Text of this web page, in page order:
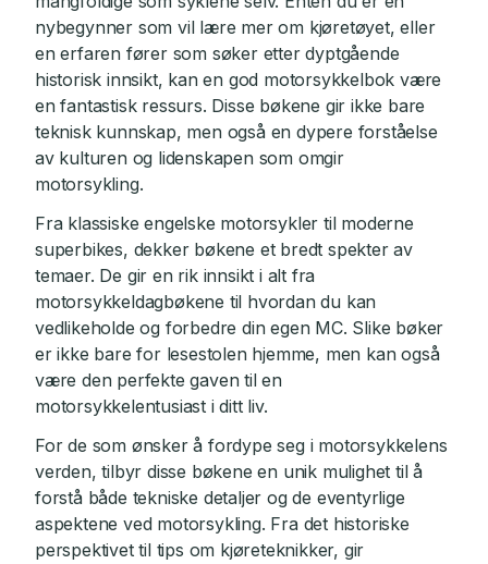
nybegynner som vil lære mer om kjøretøyet, eller
en erfaren fører som søker etter dyptgående
historisk innsikt, kan en god motorsykkelbok være
en fantastisk ressurs. Disse bøkene gir ikke bare
teknisk kunnskap, men også en dypere forståelse
av kulturen og lidenskapen som omgir
motorsykling.
Fra klassiske engelske motorsykler til moderne
superbikes, dekker bøkene et bredt spekter av
temaer. De gir en rik innsikt i alt fra
motorsykkeldagbøkene til hvordan du kan
vedlikeholde og forbedre din egen MC. Slike bøker
er ikke bare for lesestolen hjemme, men kan også
være den perfekte gaven til en
motorsykkelentusiast i ditt liv.
For de som ønsker å fordype seg i motorsykkelens
verden, tilbyr disse bøkene en unik mulighet til å
forstå både tekniske detaljer og de eventyrlige
aspektene ved motorsykling. Fra det historiske
perspektivet til tips om kjøreteknikker, gir